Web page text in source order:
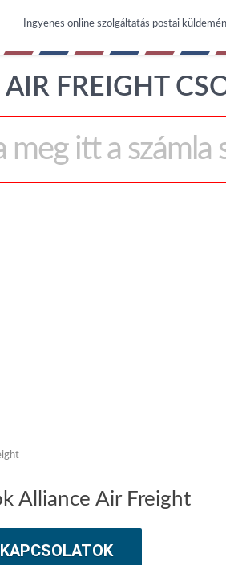
Ingyenes online szolgáltatás postai
FREIGHT
Alliance Air Freight
KAPCSOLATOK